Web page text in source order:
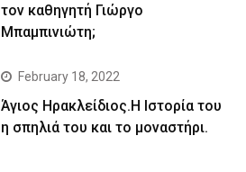
τον καθηγητή Γιώργο
Μπαμπινιώτη;
February 18, 2022
Άγιος Ηρακλείδιος.Η Ιστορία του
η σπηλιά του και το μοναστήρι.